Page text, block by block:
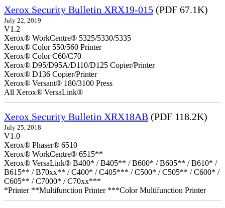
Xerox Security Bulletin XRX19-015 (PDF 67.1K)
July 22, 2019
V1.2
Xerox® WorkCentre® 5325/5330/5335
Xerox® Color 550/560 Printer
Xerox® Color C60/C70
Xerox® D95/D95A/D110/D125 Copier/Printer
Xerox® D136 Copier/Printer
Xerox® Versant® 180/3100 Press
All Xerox® VersaLink®
Xerox Security Bulletin XRX18AB (PDF 118.2K)
July 25, 2018
V1.0
Xerox® Phaser® 6510
Xerox® WorkCentre® 6515**
Xerox® VersaLink® B400* / B405** / B600* / B605** / B610* /
B615** / B70xx** / C400* / C405*** / C500* / C505** / C600* /
C605** / C7000* / C70xx***
*Printer **Multifunction Printer ***Color Multifunction Printer